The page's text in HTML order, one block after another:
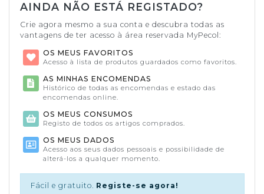
AINDA NÃO ESTÁ REGISTADO?
Crie agora mesmo a sua conta e descubra todas as
vantagens de ter acesso à área reservada MyPecol:
OS MEUS FAVORITOS
Acesso à lista de produtos guardados como favoritos.
AS MINHAS ENCOMENDAS
Histórico de todas as encomendas e estado das
encomendas online.
OS MEUS CONSUMOS
Registo de todos os artigos comprados.
OS MEUS DADOS
Acesso aos seus dados pessoais e possibilidade de
alterá-los a qualquer momento.
Fácil e gratuito. Registe-se agora!